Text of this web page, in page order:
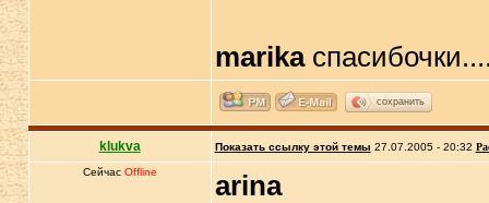
marika
сохранить
klukva Показать ссылку этой темы 27.07.2005 - 20:32
Сейчас Offline arina